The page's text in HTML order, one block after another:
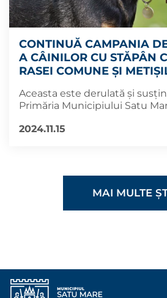
CONTINUĂ CAMPANIA
A CÂINILOR CU STĂPÂN
RASEI COMUNE ȘI
Aceasta este derulată și
Primăria Municipiului Satu
2024.11.15
MAI MULTE